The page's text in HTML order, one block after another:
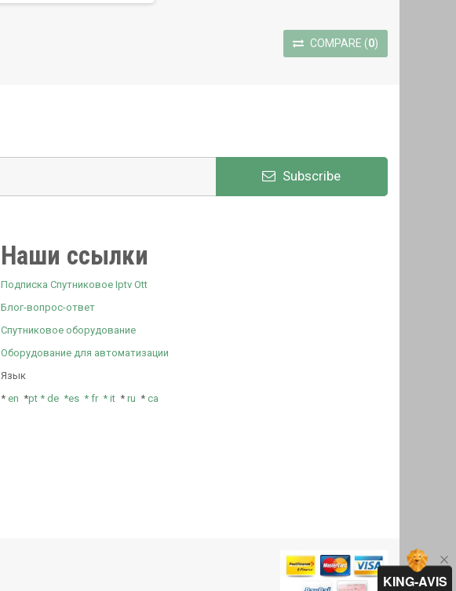
COMPARE (0)
Subscribe
Наши ссылки
Подписка Спутниковое Iptv Ott
Блог-вопрос-ответ
Спутниковое оборудование
Оборудование для автоматизации
Язык
*en *pt * de *es *fr*it *ru *ca
KING-AVIS